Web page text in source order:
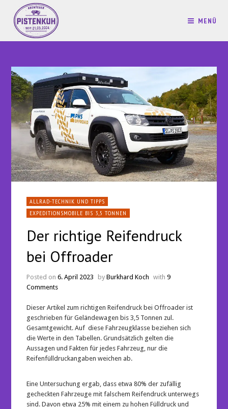
MENÜ
ALLRAD-TECHNIK UND TIPPS
EXPEDITIONSMOBILE BIS 3,5 TONNEN
Der richtige Reifendruck
bei Offroader
Posted on6. April 2023 byBurkhard Koch with9
Comments
Dieser Artikel zum richtigen Reifendruck bei Offroader ist
geschrieben für Geländewagen bis 3,5 Tonnen zul.
Gesamtgewicht. Auf diese Fahrzeugklasse beziehen sich
die Werte in den Tabellen. Grundsätzlich gelten die
Aussagen und Fakten für jedes Fahrzeug, nur die
Reifenfülldruckangaben weichen ab.
Eine Untersuchung ergab, dass etwa 80% der zufällig
gecheckten Fahrzeuge mit falschem Reifendruck unterwegs
sind. Davon etwa 25% mit einem zu hohen Fülldruck und